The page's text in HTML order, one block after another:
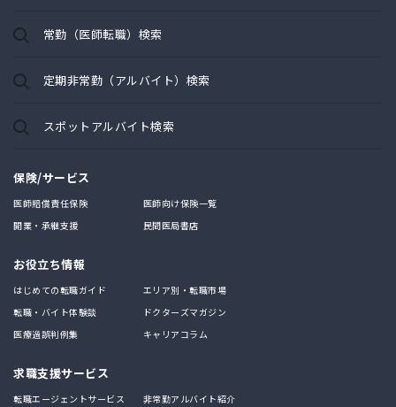
常勤（医師転職）検索
定期非常勤（アルバイト）検索
スポットアルバイト検索
保険/サービス
医師賠償責任保険
医師向け保険一覧
開業・承継支援
民間医局書店
お役立ち情報
はじめての転職ガイド
エリア別・転職市場
転職・バイト体験談
ドクターズマガジン
医療過誤判例集
キャリアコラム
求職支援サービス
転職エージェントサービス 非常勤アルバイト紹介